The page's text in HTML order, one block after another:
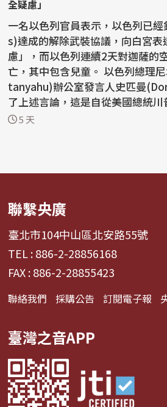
全疑慮」
一名以色列官員表示，以色列已
s)達成的解除武裝協議，向白宮
慮」，而以色列連續2天對迦薩的
亡，其中包含兒童。 以色列總理尼坦雅胡(Benjamin Ne
tanyahu)辦公室發言人史匹曼
了上述言論，這是自從美國總統
布這...
5 天
聯繫央廣
臺北市104中山區北安路55號
TEL : 886-2-28856168
FAX : 886-2-28855423
聯絡我們 採購公告 訂閱電子報
臺灣之音APP